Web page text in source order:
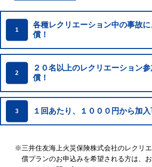
1
各種レクリエーション中の事故
償！
2
２０名以上のレクリエーション
償！
3 １回あたり、１０００円から加入
※三井住友海上火災保険株式会社のレクリ
償プランのお申込みを希望される方は、